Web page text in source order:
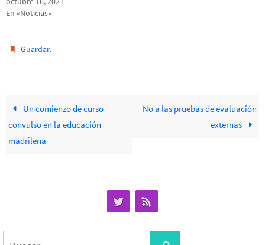
En «Noticias»
Guardar.
Un comienzo de curso
convulso en la educación
madrileña
No a las pruebas de evaluación
externas